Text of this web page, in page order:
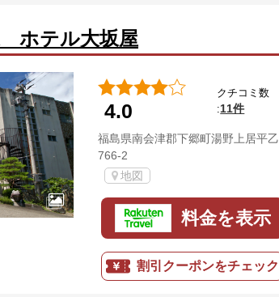
ホテル大坂屋
4.0
クチコミ数
:11件
福島県南会津郡下郷町湯野上居平乙
766-2
地図
料金を表示
割引クーポンをチェック